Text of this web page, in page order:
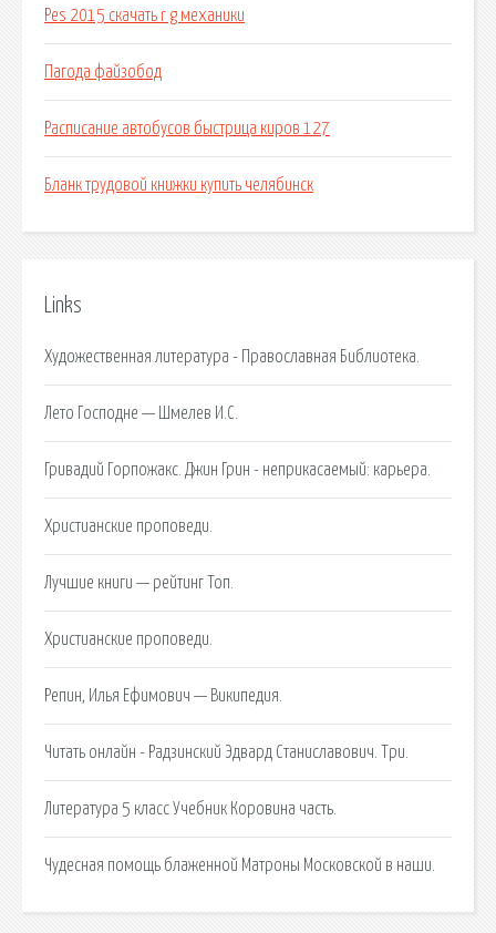
Pes 2015 скачать r g механики
Пагода файзобод
Расписание автобусов быстрица киров 127
Бланк трудовой книжки купить челябинск
Links
Художественная литература - Православная Библиотека.
Лето Господне — Шмелев И.С.
Гривадий Горпожакс. Джин Грин - неприкасаемый: карьера.
Христианские проповеди.
Лучшие книги — рейтинг Топ.
Христианские проповеди.
Репин, Илья Ефимович — Википедия.
Читать онлайн - Радзинский Эдвард Станиславович. Три.
Литература 5 класс Учебник Коровина часть.
Чудесная помощь блаженной Матроны Московской в наши.